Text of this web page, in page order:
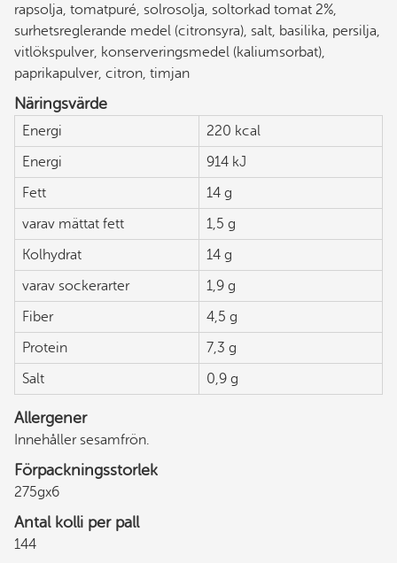
rapsolja, tomatpuré, solrosolja, soltorkad tomat 2%,
surhetsreglerande medel (citronsyra), salt, basilika, persilja,
vitlökspulver, konserveringsmedel (kaliumsorbat),
paprikapulver, citron, timjan
Näringsvärde
Energi
220 kcal
Energi
914 kJ
Fett
14 g
varav mättat fett
1,5 g
Kolhydrat
14 g
varav sockerarter
1,9 g
Fiber
4,5 g
Protein
7,3 g
Salt
0,9 g
Allergener
Innehåller sesamfrön.
Förpackningsstorlek
275gx6
Antal kolli per pall
144